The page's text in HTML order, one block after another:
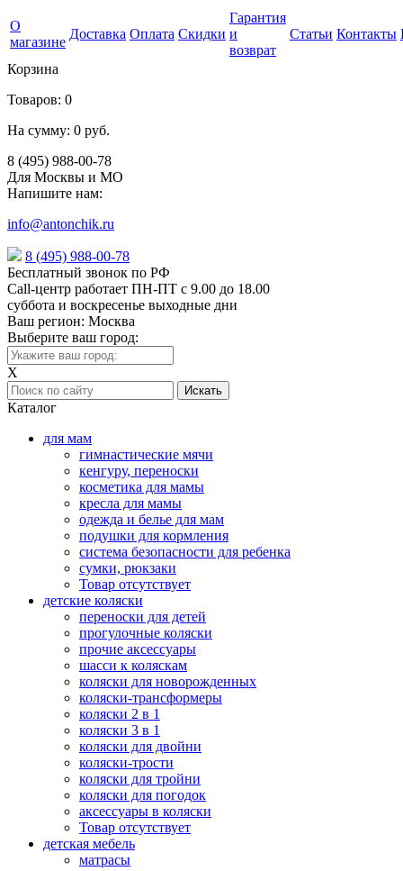
О
магазине
Доставка Оплата Скидки
Гарантия
и
возврат
Статьи Контакты
Корзина
Товаров: 0
На сумму: 0 руб.
8 (495) 988-00-78
Для Москвы и МО
Напишите нам:
info@antonchik.ru
8 (495) 988-00-78
Бесплатный звонок по РФ
Call-центр работает ПН-ПТ с 9.00 до 18.00
суббота и воскресенье выходные дни
Ваш регион: Москва
Выберите ваш город:
X
Каталог
для мам
гимнастические мячи
кенгуру, переноски
косметика для мамы
кресла для мамы
одежда и белье для мам
подушки для кормления
система безопасности для ребенка
сумки, рюкзаки
Товар отсутствует
детские коляски
переноски для детей
прогулочные коляски
прочие аксессуары
шасси к коляскам
коляски для новорожденных
коляски-трансформеры
коляски 2 в 1
коляски 3 в 1
коляски для двойни
коляски-трости
коляски для тройни
коляски для погодок
аксессуары в коляски
Товар отсутствует
детская мебель
матрасы